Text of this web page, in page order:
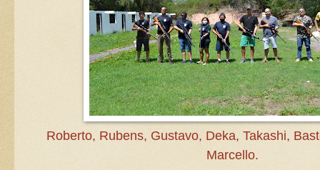
Roberto, Rubens, Gustavo, Deka, Takashi,
Marcello.